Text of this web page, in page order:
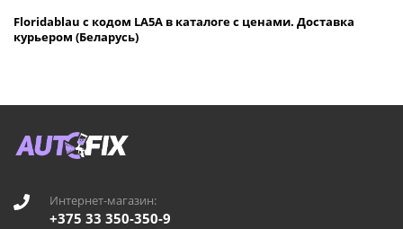
Floridablau с кодом LA5A в каталоге с ценами. Доставка
курьером (Беларусь)
Интернет-магазин:
+375 33 350-350-9